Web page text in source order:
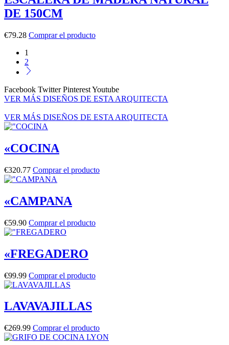
DE 150CM
€79.28 Comprar el producto
1
2
Facebook Twitter PinterestYoutube
VER MÁS DISEÑOS DE ESTA ARQUITECTA
VER MÁS DISEÑOS DE ESTA ARQUITECTA
«COCINA
€320.77 Comprar el producto
«CAMPANA
€59.90 Comprar el producto
«FREGADERO
€99.99 Comprar el producto
LAVAVAJILLAS
€269.99 Comprar el producto